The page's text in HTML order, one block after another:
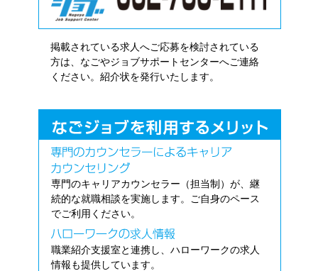
掲載されている求人へご応募を検討されている
方は、なごやジョブサポートセンターへご連絡
ください。紹介状を発行いたします。
専門のキャリアカウンセラー（担当制）が、継
続的な就職相談を実施します。ご自身のペース
でご利用ください。
職業紹介支援室と連携し、ハローワークの求人
情報も提供しています。